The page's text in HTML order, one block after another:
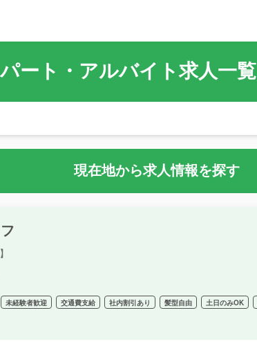
ート・アルバイト求人一覧
現在地から求人情報を探す
未経験者歓迎 交通費支給 社内割引あり 髪型自由 土日のみOK